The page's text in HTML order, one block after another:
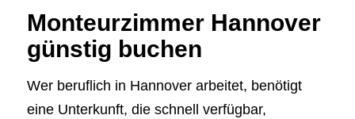
Monteurzimmer Hannover
günstig buchen
Wer beruflich in Hannover arbeitet, benötigt
eine Unterkunft, die schnell verfügbar,